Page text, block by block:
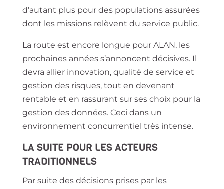
d’autant plus pour des populations assurées
dont les missions relèvent du service public.
La route est encore longue pour ALAN, les
prochaines années s’annoncent décisives. Il
devra allier innovation, qualité de service et
gestion des risques, tout en devenant
rentable et en rassurant sur ses choix pour la
gestion des données. Ceci dans un
environnement concurrentiel très intense.
LA SUITE POUR LES ACTEURS
TRADITIONNELS
Par suite des décisions prises par les